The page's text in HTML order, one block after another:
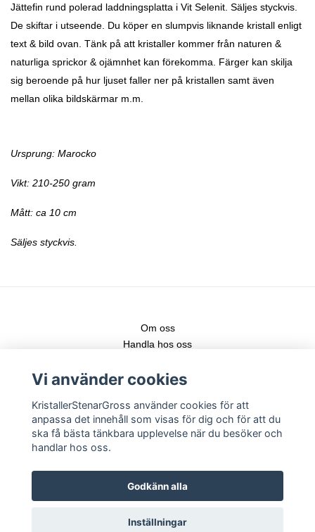
Jättefin rund polerad laddningsplatta i Vit Selenit. Säljes styckvis.
De skiftar i utseende. Du köper en slumpvis liknande kristall enligt
text & bild ovan. Tänk på att kristaller kommer från naturen &
naturliga sprickor & ojämnhet kan förekomma. Färger kan skilja
sig beroende på hur ljuset faller ner på kristallen samt även
mellan olika bildskärmar m.m.
Ursprung: Marocko
Vikt: 210-250 gram
Mått: ca 10 cm
Säljes styckvis.
Om oss
Handla hos oss
Fraktstege
Köpvillkor
Registrera konto
Logga in
Följ gärna vår Instagram för senaste nytt!
Vi använder cookies
KristallerStenarGross använder cookies för att
anpassa det innehåll som visas för dig och för att du
ska få bästa tänkbara upplevelse när du besöker och
handlar hos oss.
Godkänn alla
Inställningar